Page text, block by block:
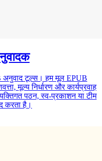
अनुवाद टूल्स। हम मूल EPUB
मूल्य निर्धारण और कार्यप्रवाह
पठन, स्व-प्रकाशन या टीम
करता है।